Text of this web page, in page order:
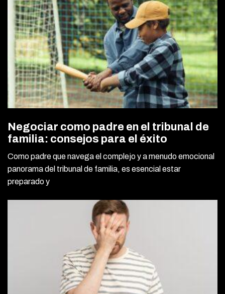
Negociar como padre en el tribunal de
familia: consejos para el éxito
Como padre que navega el complejo y a menudo emocional
panorama del tribunal de familia, es esencial estar
preparado y